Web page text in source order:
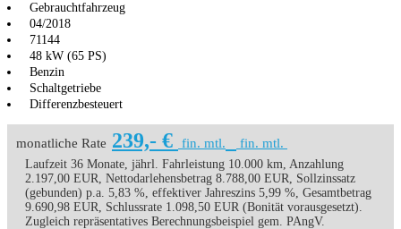
Gebrauchtfahrzeug
04/2018
71144
48 kW (65 PS)
Benzin
Schaltgetriebe
Differenzbesteuert
monatliche Rate 239,- € fin. mtl. fin. mtl.
Laufzeit 36 Monate, jährl. Fahrleistung 10.000 km, Anzahlung
2.197,00 EUR, Nettodarlehensbetrag 8.788,00 EUR, Sollzinssatz
(gebunden) p.a. 5,83 %, effektiver Jahreszins 5,99 %, Gesamtbetrag
9.690,98 EUR, Schlussrate 1.098,50 EUR (Bonität vorausgesetzt).
Zugleich repräsentatives Berechnungsbeispiel gem. PAngV.